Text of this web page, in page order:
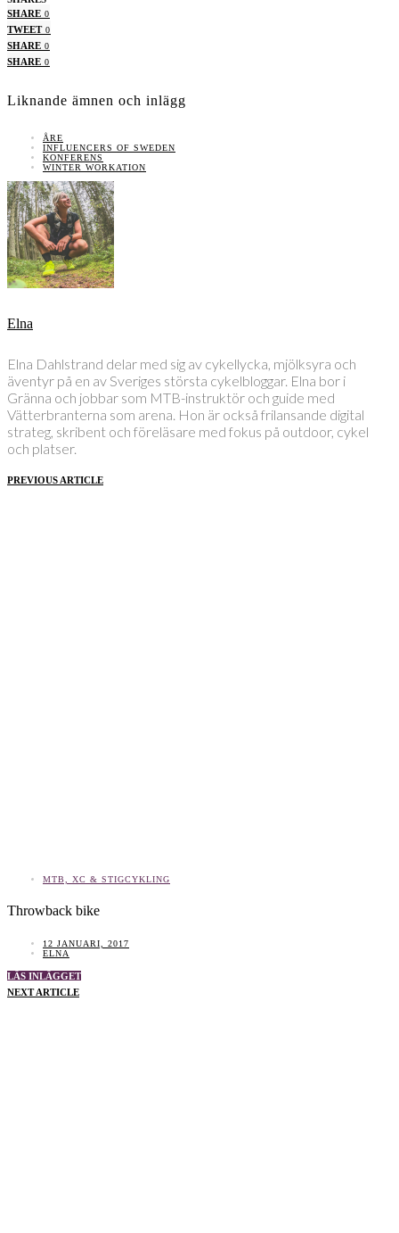
SHARE 0
TWEET 0
SHARE 0
SHARE 0
Liknande ämnen och inlägg
ÅRE
INFLUENCERS OF SWEDEN
KONFERENS
WINTER WORKATION
Elna
Elna Dahlstrand delar med sig av cykellycka, mjölksyra och
äventyr på en av Sveriges största cykelbloggar. Elna bor i
Gränna och jobbar som MTB-instruktör och guide med
Vätterbranterna som arena. Hon är också frilansande digital
strateg, skribent och föreläsare med fokus på outdoor, cykel
och platser.
PREVIOUS ARTICLE
MTB, XC & STIGCYKLING
Throwback bike
12 JANUARI, 2017
ELNA
LÄS INLÄGGET
NEXT ARTICLE